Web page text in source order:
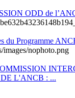
ODD de
du Programme
L'ANCB : ...